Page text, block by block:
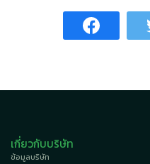
เกี่ยวกับบริษัท
ข้อมูลบริษัท